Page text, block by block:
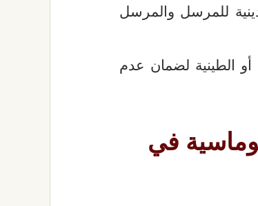
للمرسل والمرسل
أو الطينية لضمان عدم
في